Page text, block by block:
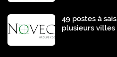
49 postes à
plusieurs villes